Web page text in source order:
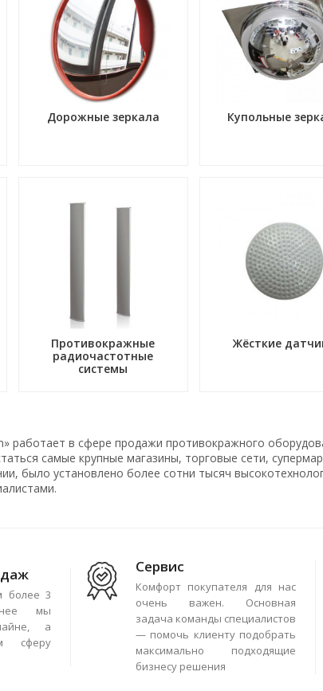
Дорожные зеркала Купольные
Противокражные
радиочастотные
системы
Жёсткие
работает в сфере продажи противокражного
самые крупные магазины, торговые сети,
было установлено более сотни тысяч
более 3
мы
а
сферу
Сервис
Комфорт покупателя для нас
очень важен. Основная
задача команды специалистов
— помочь клиенту подобрать
максимально подходящие
бизнесу решения